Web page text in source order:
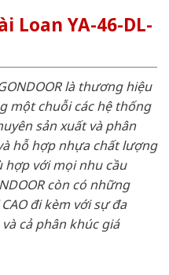
Loan YA-46-DL-
là thương hiệu
một chuỗi các hệ thống
sản xuất và phân
hỗ hợp nhựa chất lượng
hợp với mọi nhu cầu
còn có những
đi kèm với sự đa
cả phân khúc giá